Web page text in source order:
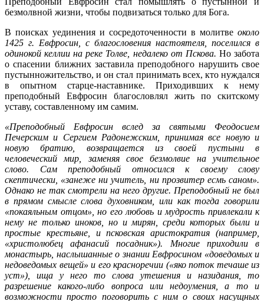
безмолвной жизни, чтобы подвизаться только для Бога.
В поисках уединения и сосредоточенности в молитве около
1425 г. Евфросин, с благословения настоятеля, поселился в
одинокой келлии на реке Толве, недалеко от Пскова. Но забота
о спасении ближних заставила преподобного нарушить свое
пустынножительство, и он стал принимать всех, кто нуждался
в опытном старце-наставнике. Приходивших к нему
преподобный Евфросин благословлял жить по скитскому
уставу, составленному им самим.
«Преподобный Евфросин вслед за святыми Феодосием
Печерским и Сергием Радонежским, принимая все новую и
новую братию, возвращается из своей пустыни в
человеческий мир, заменяя свое безмолвие на учительное
слово. Сам преподобный относился к своему слову
скептически, «занеже ни учитель, ни прозвитер есмь саном».
Однако не так смотрели на него другие. Преподобный не был
в прямом смысле слова духовником, или как тогда говорили
«покаяльным отцом», но его любовь и мудрость привлекали к
нему не только иноков, но и мирян, среди которых были и
простые крестьяне, и псковская аристократия (например,
«христолюбец афанасий посадник»). Многие приходили в
монастырь, наслышанные о знании Евфросином «доведомых и
недоведомых вещей» и его красноречии («яко поток течаше из
уст»), ища у него то слова утешения и назидания, то
разрешение какого-либо вопроса или недоумения, а то и
возможности просто поговорить с ним о своих насущных